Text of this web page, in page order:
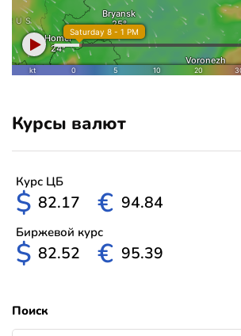
Курсы валют
Курс ЦБ
$ 82.17 € 94.84
Биржевой курс
$ 82.52 € 95.39
Поиск